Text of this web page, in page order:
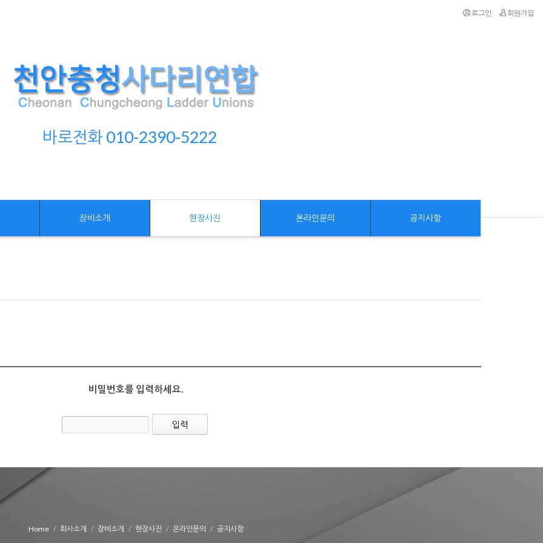
로그인 회원가입
바로전화 010-2390-5222
장비소개 현장사진 온라인문의 공지사항
비밀번호를 입력하세요.
Home 회사소개 장비소개 현장사진 온라인문의 공지사항